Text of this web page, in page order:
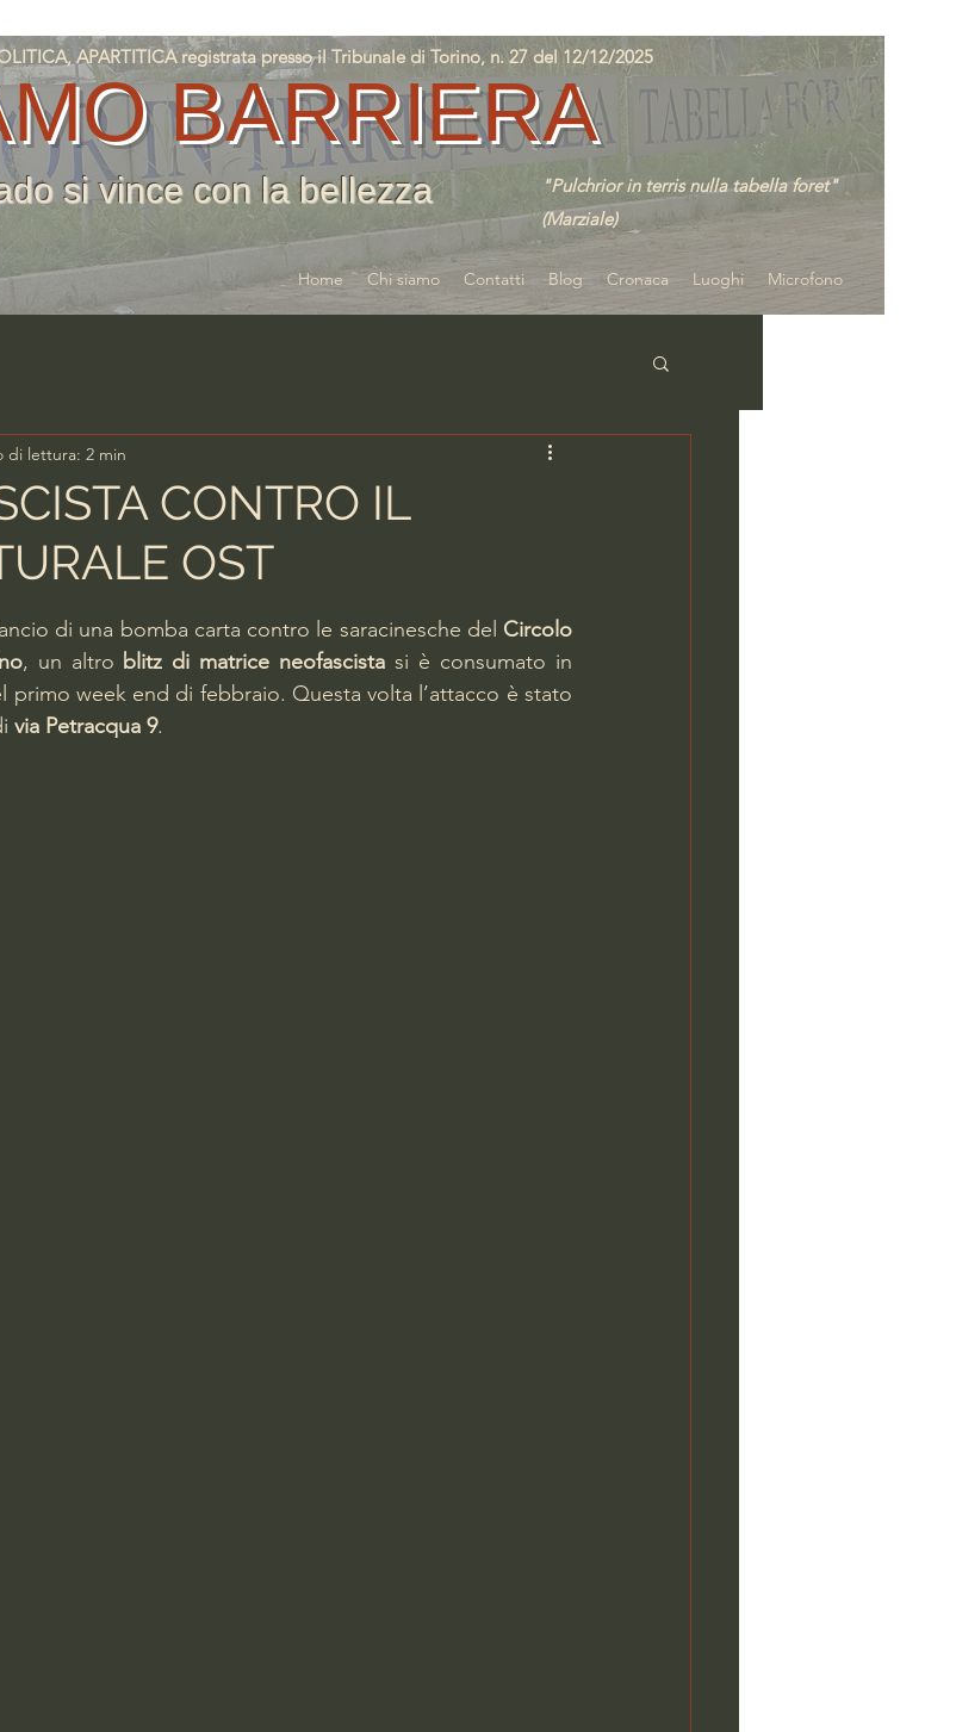
BARRIERA
si vince con la bellezza
"Pulchrior in terris nulla tabella foret"
(Marziale)
Home Chi siamo Contatti Blog Cronaca Luoghi Microfono
APARTITICA registrata presso il Tribunale di Torino, n. 27 del 12/12/2025
CONTRO IL
OST
di lettura: 2 min
di una bomba carta contro le saracinesche del Circolo
, un altro blitz di matrice neofascista
primo week end di febbraio. Questa volta l’attacco è stato
via Petracqua 9.